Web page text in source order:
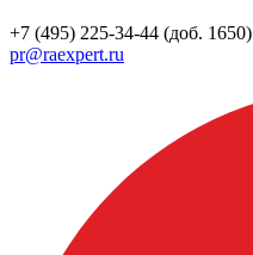
+7 (495) 225-34-44 (доб. 1650)
pr@raexpert.ru